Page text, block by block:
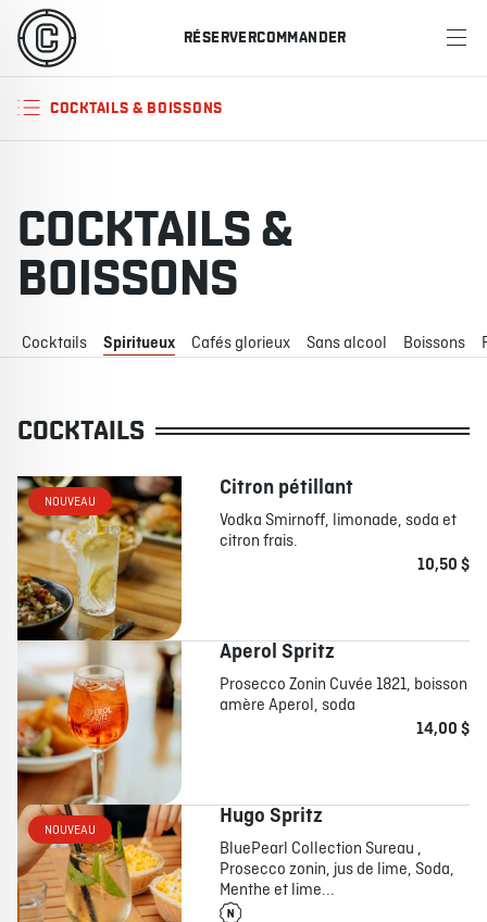
RÉSERVERCOMMANDER
MENU
RESTAURANTS
CARTES-CADEAUX
À PROPOS EMPLOIS
TRAITEUR ÉVÉNEMENTIEL
DONNER VOTRE OPINION
COCKTAILS & BOISSONS
COCKTAILS &
BOISSONS
Cocktails Spiritueux Cafés glorieux Sans alcool Boissons
COCKTAILS
NOUVEAU
Citron pétillant
Vodka Smirnoff, limonade, soda et
citron frais.
10,50 $
Aperol Spritz
Prosecco Zonin Cuvée 1821, boisson
amère Aperol, soda
14,00 $
NOUVEAU
Hugo Spritz
BluePearl Collection Sureau ,
Prosecco zonin, jus de lime, Soda,
Menthe et lime...